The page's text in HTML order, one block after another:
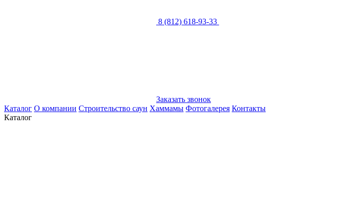
8 (812) 618-93-33
Заказать звонок
Каталог О компании Строительство саун Хаммамы Фотогалерея Контакты
Каталог